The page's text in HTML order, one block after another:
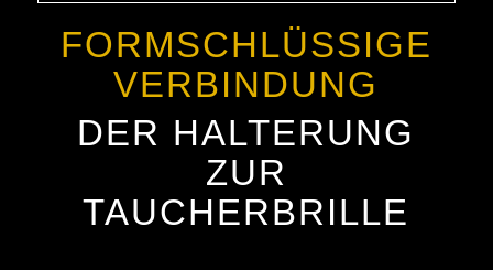
FORMSCHLÜSSIGE
VERBINDUNG
DER HALTERUNG
ZUR
TAUCHERBRILLE